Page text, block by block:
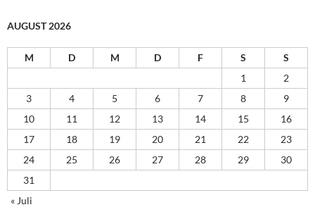
AUGUST 2026
M D M D F S
S
1
2
3
4 5 6 7 8
9
10
11 12 13 14 15
16
17
18 19 20 21 22
23
24
25 26 27 28 29
30
31
« Juli